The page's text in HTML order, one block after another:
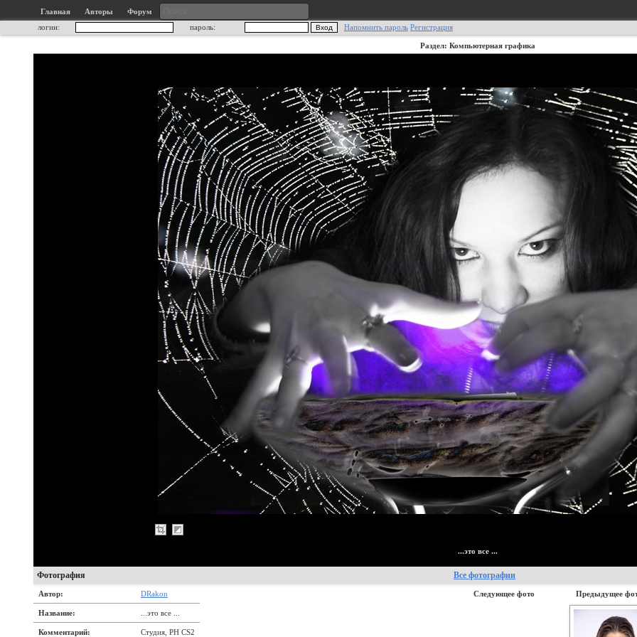
Главная Авторы
Форум
логин:
пароль: Напомнить пароль Регистрация
Раздел: Компьютерная графика
...это все ...
Фотография Все фотографии
Автор: DRakon
Название: ...это все ...
Комментарий: Студия, PH CS2
Следующее фото Предыдущее